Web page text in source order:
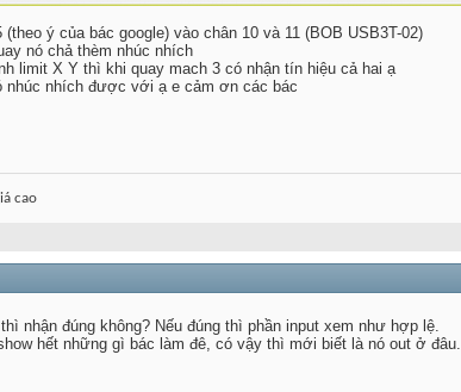
ý của bác google) vào chân 10 và 11 (BOB USB3T-02)
nó chả thèm nhúc nhích
limit X Y thì khi quay mach 3 có nhận tín hiệu cả hai ạ
nhúc nhích được với ạ e cảm ơn các bác
cao
nhận đúng không? Nếu đúng thì phần input xem như hợp lệ.
hết những gì bác làm đê, có vậy thì mới biết là nó out ở đâu.